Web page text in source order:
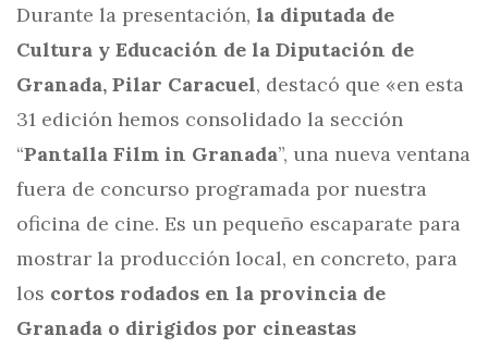
Durante la presentación, la diputada de
Cultura y Educación de la Diputación de
Granada, Pilar Caracuel, destacó que «en esta
31 edición hemos consolidado la sección
“Pantalla Film in Granada”, una nueva ventana
fuera de concurso programada por nuestra
oficina de cine. Es un pequeño escaparate para
mostrar la producción local, en concreto, para
los cortos rodados en la provincia de
Granada o dirigidos por cineastas